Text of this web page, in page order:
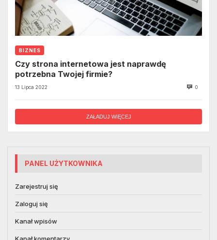
BIZNES
Czy strona internetowa jest naprawdę
potrzebna Twojej firmie?
13 Lipca 2022 0
ZAŁADUJ WIĘCEJ
PANEL UŻYTKOWNIKA
Zarejestruj się
Zaloguj się
Kanał wpisów